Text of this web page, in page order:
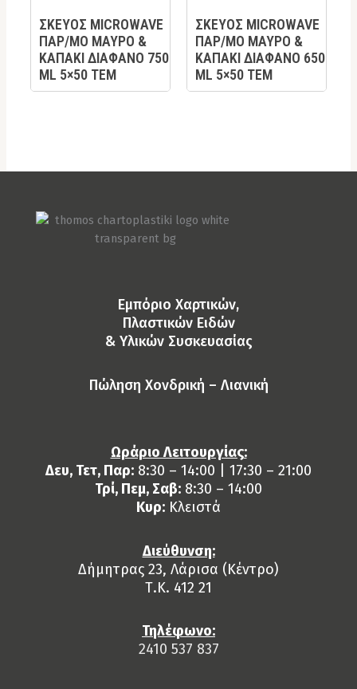
ΣΚΕΥΟΣ MICROWAVE
ΠΑΡ/ΜΟ ΜΑΥΡΟ &
ΚΑΠΑΚΙ ΔΙΑΦΑΝΟ 750
ML 5×50 TEM
ΣΚΕΥΟΣ MICROWAVE
ΠΑΡ/ΜΟ ΜΑΥΡΟ &
ΚΑΠΑΚΙ ΔΙΑΦΑΝΟ 650
ML 5×50 TEM
Eμπόριο Χαρτικών,
Πλαστικών Ειδών
& Yλικών Συσκευασίας
Πώληση Χονδρική – Λιανική
Ωράριο Λειτουργίας:
Δευ, Τετ, Παρ: 8:30 – 14:00 | 17:30 – 21:00
Τρί, Πεμ, Σαβ: 8:30 – 14:00
Κυρ: Κλειστά
Διεύθυνση:
Δήμητρας 23, Λάρισα (Κέντρο)
Τ.Κ. 412 21
Τηλέφωνο:
2410 537 837